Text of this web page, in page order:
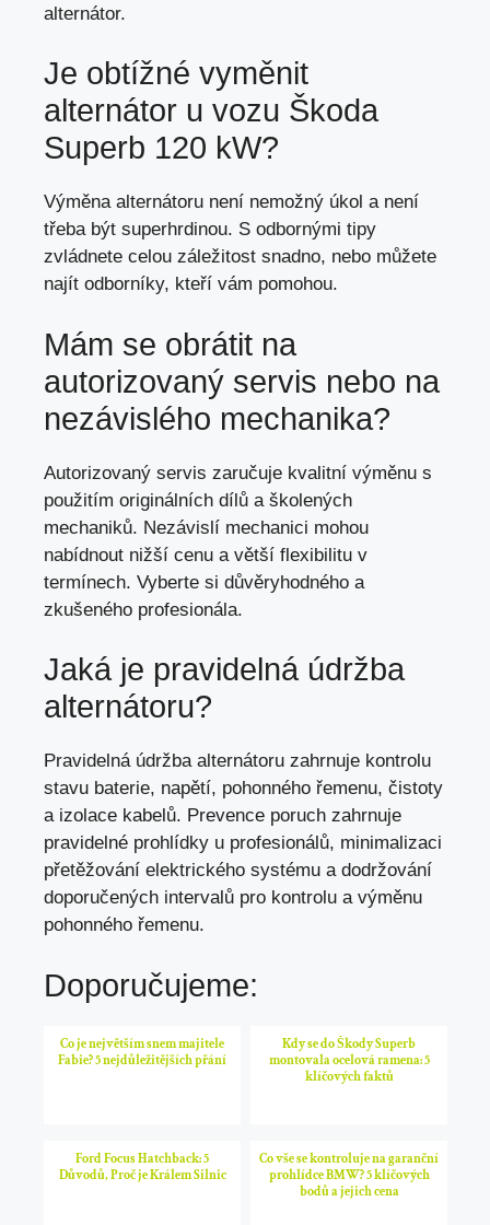
alternátor.
Je obtížné vyměnit
alternátor u vozu Škoda
Superb 120 kW?
Výměna alternátoru není nemožný úkol a není
třeba být superhrdinou. S odbornými tipy
zvládnete celou záležitost snadno, nebo můžete
najít odborníky, kteří vám pomohou.
Mám se obrátit na
autorizovaný servis nebo na
nezávislého mechanika?
Autorizovaný servis zaručuje kvalitní výměnu s
použitím originálních dílů a školených
mechaniků. Nezávislí mechanici mohou
nabídnout nižší cenu a větší flexibilitu v
termínech. Vyberte si důvěryhodného a
zkušeného profesionála.
Jaká je pravidelná údržba
alternátoru?
Pravidelná údržba alternátoru zahrnuje kontrolu
stavu baterie, napětí, pohonného řemenu, čistoty
a izolace kabelů. Prevence poruch zahrnuje
pravidelné prohlídky u profesionálů, minimalizaci
přetěžování elektrického systému a dodržování
doporučených intervalů pro kontrolu a výměnu
pohonného řemenu.
Doporučujeme:
Co je největším snem majitele
Fabie? 5 nejdůležitějších přání
Kdy se do Škody Superb
montovala ocelová ramena: 5
klíčových faktů
Ford Focus Hatchback: 5
Důvodů, Proč je Králem Silnic
Co vše se kontroluje na garanční
prohlídce BMW? 5 klíčových
bodů a jejich cena